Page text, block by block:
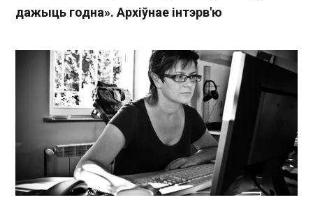
дажыць годна». Архіўнае інтэрв'ю